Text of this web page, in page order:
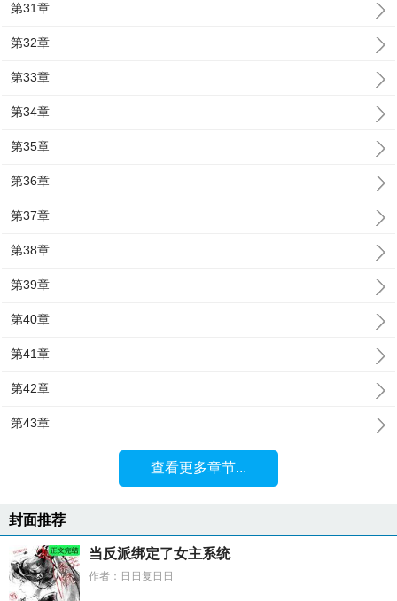
第31章
第32章
第33章
第34章
第35章
第36章
第37章
第38章
第39章
第40章
第41章
第42章
第43章
查看更多章节...
封面推荐
当反派绑定了女主系统
作者：日日复日日
...